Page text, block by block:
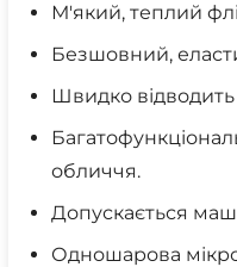
М'який, теплий
Безшовний,
Швидко
обличчя.
Допускається
Одношарова